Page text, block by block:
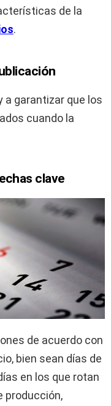
de la
.
a garantizar que los
cuando la
clave
de acuerdo con
bien sean días de
en los que rotan
producción,